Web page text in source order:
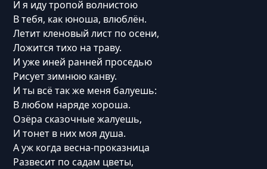
И я иду тропой волнистою
В тебя, как юноша, влюблён.
Летит кленовый лист по осени,
Ложится тихо на траву.
И уже иней ранней проседью
Рисует зимнюю канву.
И ты всё так же меня балуешь:
В любом наряде хороша.
Озёра сказочные жалуешь,
И тонет в них моя душа.
А уж когда весна-проказница
Развесит по садам цветы,